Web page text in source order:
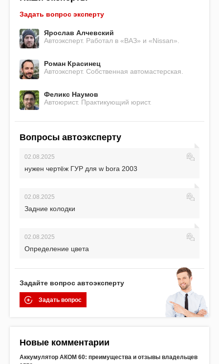
Задать вопрос эксперту
Ярослав Алчевский
Автоэксперт. Работал в «ВАЗ» и «Nissan».
Роман Красинец
Автоэксперт. Собственная автомастерская.
Феликс Наумов
Автоюрист. Практикующий юрист.
Вопросы автоэксперту
02.08.2025
нужен чертёж ГУР для w bora 2003
02.08.2025
Задние колодки
02.08.2025
Определение цвета
Задайте вопрос автоэксперту
Задать вопрос
Новые комментарии
Аккумулятор АКОМ 60: преимущества и отзывы владельцев